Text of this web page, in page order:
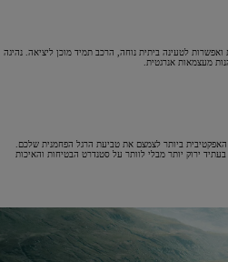
לטעינה ביתית נוחה, הרכב תמיד מוכן ליציאה. נהיגה
מעצמאות אנרגטית.
ביותר לצמצם את טביעת הרגל הפחמנית שלכם.
ירוק יותר מבלי לוותר על סטנדרט הבטיחות והאיכות